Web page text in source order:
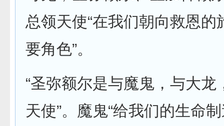
总领天使“在我们朝向救恩的
要角色”。
“圣弥额尔是与魔鬼，与大龙
天使”。魔鬼“给我们的生命